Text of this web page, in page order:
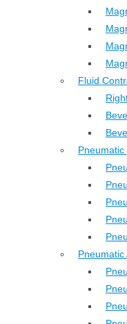
Fluid
Pneumatic
Pneumatic